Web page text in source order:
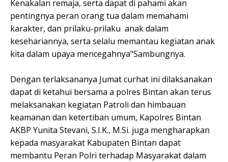
Kenakalan remaja, serta dapat di pahami akan
pentingnya peran orang tua dalam memahami
karakter, dan prilaku-prilaku anak dalam
kesehariannya, serta selalu memantau kegiatan anak
kita dalam upaya mencegahnya"Sambungnya.
Dengan terlaksananya Jumat curhat ini dilaksanakan
dapat di ketahui bersama a polres Bintan akan terus
melaksanakan kegiatan Patroli dan himbauan
keamanan dan ketertiban umum, Kapolres Bintan
AKBP Yunita Stevani, S.I.K., M.Si. juga mengharapkan
kepada masyarakat Kabupaten Bintan dapat
membantu Peran Polri terhadap Masyarakat dalam